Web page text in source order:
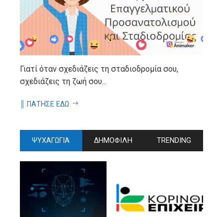
Γιατί όταν σχεδιάζεις τη σταδιοδρομία σου,
σχεδιάζεις τη ζωή σου...
║ ΠΑΤΗΣΕ ΕΔΩ
ΨΥΧΑΓΩΓΙΑ ΔΗΜΟΦΙΛΗ TRENDING